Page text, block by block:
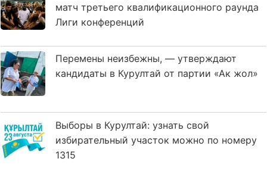
матч третьего квалификационного раунда
Лиги конференций
Перемены неизбежны, — утверждают
кандидаты в Курултай от партии «Ак жол»
Выборы в Курултай: узнать свой
избирательный участок можно по номеру
1315